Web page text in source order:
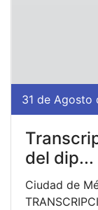
31 de Agosto
del dip...
Ciudad de